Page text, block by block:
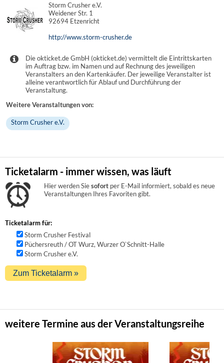
Storm Crusher e.V.
Weidener Str. 1
92694 Etzenricht
http://www.storm-crusher.de
Die okticket.de GmbH (okticket.de) vermittelt die Eintrittskarten
im Auftrag bzw. im Namen und auf Rechnung des jeweiligen
Veranstalters an den Kartenkäufer. Der jeweilige Veranstalter ist
alleine verantwortlich für Ablauf und Durchführung der
Veranstaltung.
Weitere Veranstaltungen von:
Storm Crusher e.V.
Ticketalarm - immer wissen, was läuft
Hier werden Siesofort per E-Mail informiert, sobald es neue
Veranstaltungen Ihres Favoriten gibt.
Ticketalarm für:
Storm Crusher Festival
Püchersreuth / OT Wurz, Wurzer O`Schnitt-Halle
Storm Crusher e.V.
weitere Termine aus der Veranstaltungsreihe